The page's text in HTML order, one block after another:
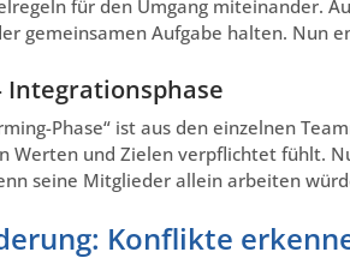
für den Umgang miteinander.
gemeinsamen Aufgabe halten. Nun
Integrationsphase
Phase“ ist aus den einzelnen
Werten und Zielen verpflichtet fühlt.
seine Mitglieder allein arbeiten
Konflikte